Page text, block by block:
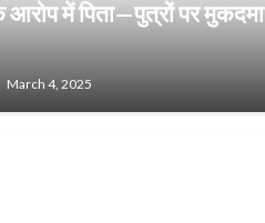
में पिता—पुत्रों पर मुकदमा
March 4, 2025